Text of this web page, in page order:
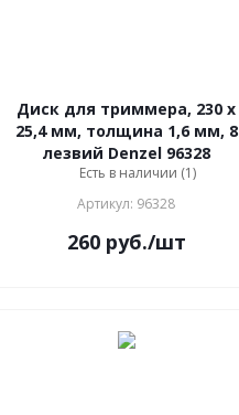
Диск для триммера, 230 х
25,4 мм, толщина 1,6 мм, 8
лезвий Denzel 96328
Есть в наличии (1)
Артикул: 96328
260руб./шт